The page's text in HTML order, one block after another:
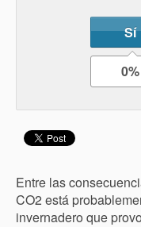
Sí
0%
Entre las
CO2 está
invernadero que